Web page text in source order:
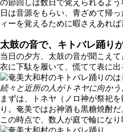
の節回しは数日で覚えられるよ
日は音源をもらい、青ざめて帰
ィーを覚えるために暇さえあれば
太鼓の音で、キトバレ踊り
当日の夕方、太鼓の音が聞こえ
衣に下駄を履いて、慌てて表に出
続々と近所の人がトネヤに向かう
まずは、トネヤ（ノロ神が祭祀
り。奄美ではお神酒も黒糖焼酎だ
この時点で、数人が庭で輪になり